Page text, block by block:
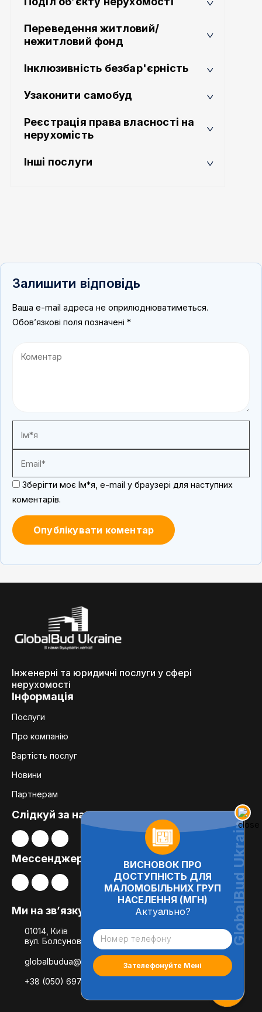
Переведення житловий/
нежитловий фонд
Інклюзивність безбар'єрність
Узаконити самобуд
Реєстрація права власності на
нерухомість
Інші послуги
Залишити відповідь
Ваша e-mail адреса не оприлюднюватиметься.
Обов’язкові поля позначені *
Зберігти моє Ім*я, e-mail у браузері для наступних
коментарів.
ВИСНОВОК ПРО
ДОСТУПНІСТЬ ДЛЯ
МАЛОМОБІЛЬНИХ ГРУП
НАСЕЛЕННЯ (МГН)
Актуально?
Інженерні та юридичні послуги у сфері
нерухомості
Інформація
Послуги
Про компанію
Вартість послуг
Новини
Партнерам
Слідкуй за нами:
Мессенджери
Ми на зв’язку
01014, Київ
вул. Болсуновська, 8, офіс 21
globalbudua@gmail.com
+38 (050) 697-78-54